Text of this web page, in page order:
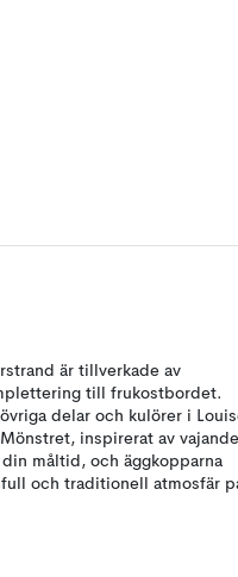
är tillverkade av
till frukostbordet.
delar och kulörer i
inspirerat av vajande
måltid, och äggkopparna
och traditionell atmosfär